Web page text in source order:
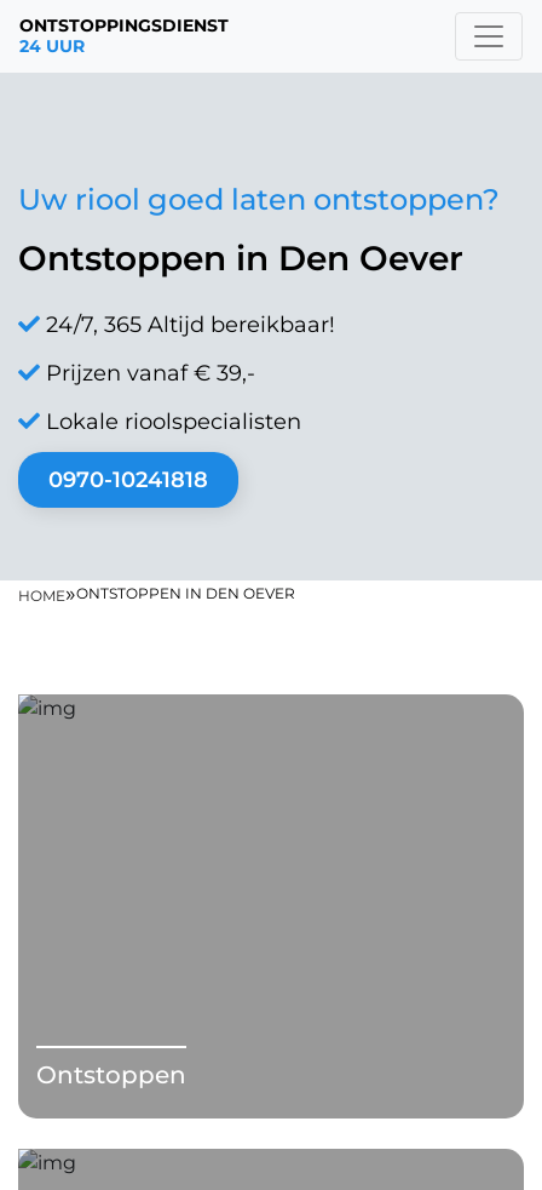
ONTSTOPPINGSDIENST
24 UUR
Uw riool goed laten ontstoppen?
Ontstoppen in Den Oever
24/7, 365 Altijd bereikbaar!
Prijzen vanaf € 39,-
Lokale rioolspecialisten
0970-10241818
HOME»ONTSTOPPEN IN DEN OEVER
Ontstoppen